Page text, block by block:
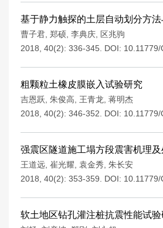
基于静力触探的土层自动划分方
曹子君 郑硕 李典庆
区兆驹
2018, 40(2): 336-345.
DOI:
粗颗粒土橡皮膜嵌入试验研究
吉恩跃 朱俊高 王青龙 蒋明杰
2018, 40(2): 346-352.
DOI:
强震区隧道施工塌方段震害机理
王道远 崔光耀 袁金秀 朱长安
2018, 40(2): 353-359.
DOI:
软土地区钻孔灌注桩抗震性能试验